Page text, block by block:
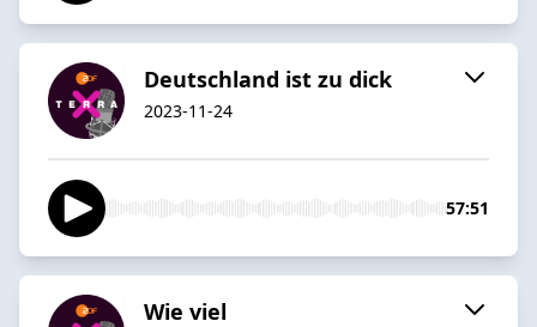
Deutschland ist zu dick
2023-11-24
57:51
Wie viel